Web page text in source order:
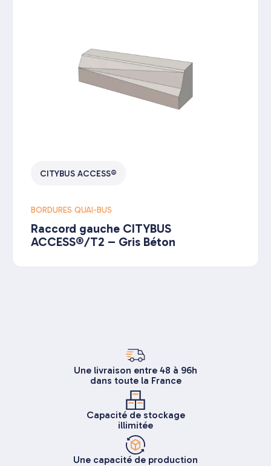
CITYBUS ACCESS®
BORDURES QUAI-BUS
Raccord gauche CITYBUS
ACCESS®/T2 – Gris Béton
Une livraison entre 48 à 96h
dans toute la France
Capacité de stockage
illimitée
Une capacité de production